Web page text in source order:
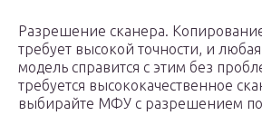
Разрешение сканера.
требует высокой точности, и
модель справится с этим без
требуется высококачественное
выбирайте МФУ с разрешением